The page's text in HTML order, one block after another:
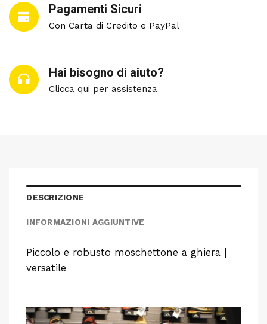
Pagamenti Sicuri
Con Carta di Credito e PayPal
Hai bisogno di aiuto?
Clicca qui per assistenza
DESCRIZIONE
INFORMAZIONI AGGIUNTIVE
Piccolo e robusto moschettone a ghiera |
versatile